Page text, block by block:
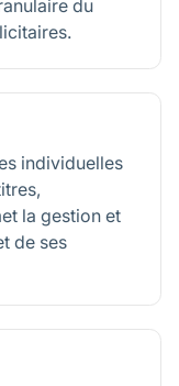
du
individuelles
la gestion et
de ses